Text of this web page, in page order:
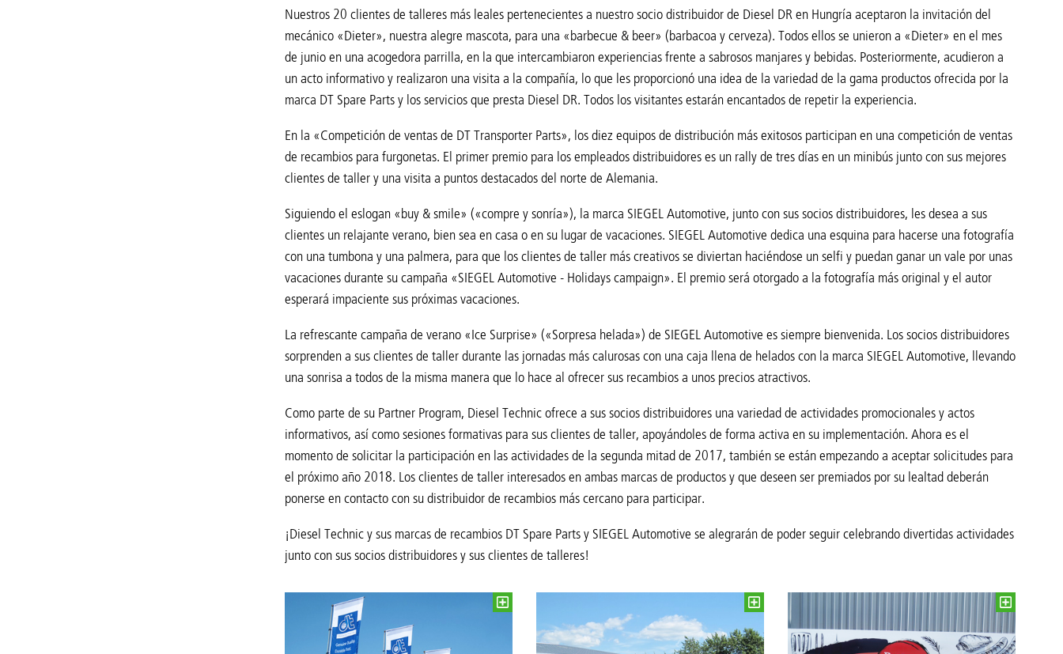
Nuestros 20 clientes de talleres más leales pertenecientes a nuestro socio distribuidor de Diesel DR en Hungría aceptaron la invitación del
mecánico «Dieter», nuestra alegre mascota, para una «barbecue & beer» (barbacoa y cerveza). Todos ellos se unieron a «Dieter» en el mes
de junio en una acogedora parrilla, en la que intercambiaron experiencias frente a sabrosos manjares y bebidas. Posteriormente, acudieron a
un acto informativo y realizaron una visita a la compañía, lo que les proporcionó una idea de la variedad de la gama productos ofrecida por la
marca DT Spare Parts y los servicios que presta Diesel DR. Todos los visitantes estarán encantados de repetir la experiencia.
En la «Competición de ventas de DT Transporter Parts», los diez equipos de distribución más exitosos participan en una competición de ventas
de recambios para furgonetas. El primer premio para los empleados distribuidores es un rally de tres días en un minibús junto con sus mejores
clientes de taller y una visita a puntos destacados del norte de Alemania.
Siguiendo el eslogan «buy & smile» («compre y sonría»), la marca SIEGEL Automotive, junto con sus socios distribuidores, les desea a sus
clientes un relajante verano, bien sea en casa o en su lugar de vacaciones. SIEGEL Automotive dedica una esquina para hacerse una fotografía
con una tumbona y una palmera, para que los clientes de taller más creativos se diviertan haciéndose un selfi y puedan ganar un vale por unas
vacaciones durante su campaña «SIEGEL Automotive - Holidays campaign». El premio será otorgado a la fotografía más original y el autor
esperará impaciente sus próximas vacaciones.
La refrescante campaña de verano «Ice Surprise» («Sorpresa helada») de SIEGEL Automotive es siempre bienvenida. Los socios distribuidores
sorprenden a sus clientes de taller durante las jornadas más calurosas con una caja llena de helados con la marca SIEGEL Automotive, llevando
una sonrisa a todos de la misma manera que lo hace al ofrecer sus recambios a unos precios atractivos.
Como parte de su Partner Program, Diesel Technic ofrece a sus socios distribuidores una variedad de actividades promocionales y actos
informativos, así como sesiones formativas para sus clientes de taller, apoyándoles de forma activa en su implementación. Ahora es el
momento de solicitar la participación en las actividades de la segunda mitad de 2017, también se están empezando a aceptar solicitudes para
el próximo año 2018. Los clientes de taller interesados en ambas marcas de productos y que deseen ser premiados por su lealtad deberán
ponerse en contacto con su distribuidor de recambios más cercano para participar.
¡Diesel Technic y sus marcas de recambios DT Spare Parts y SIEGEL Automotive se alegrarán de poder seguir celebrando divertidas actividades
junto con sus socios distribuidores y sus clientes de talleres!